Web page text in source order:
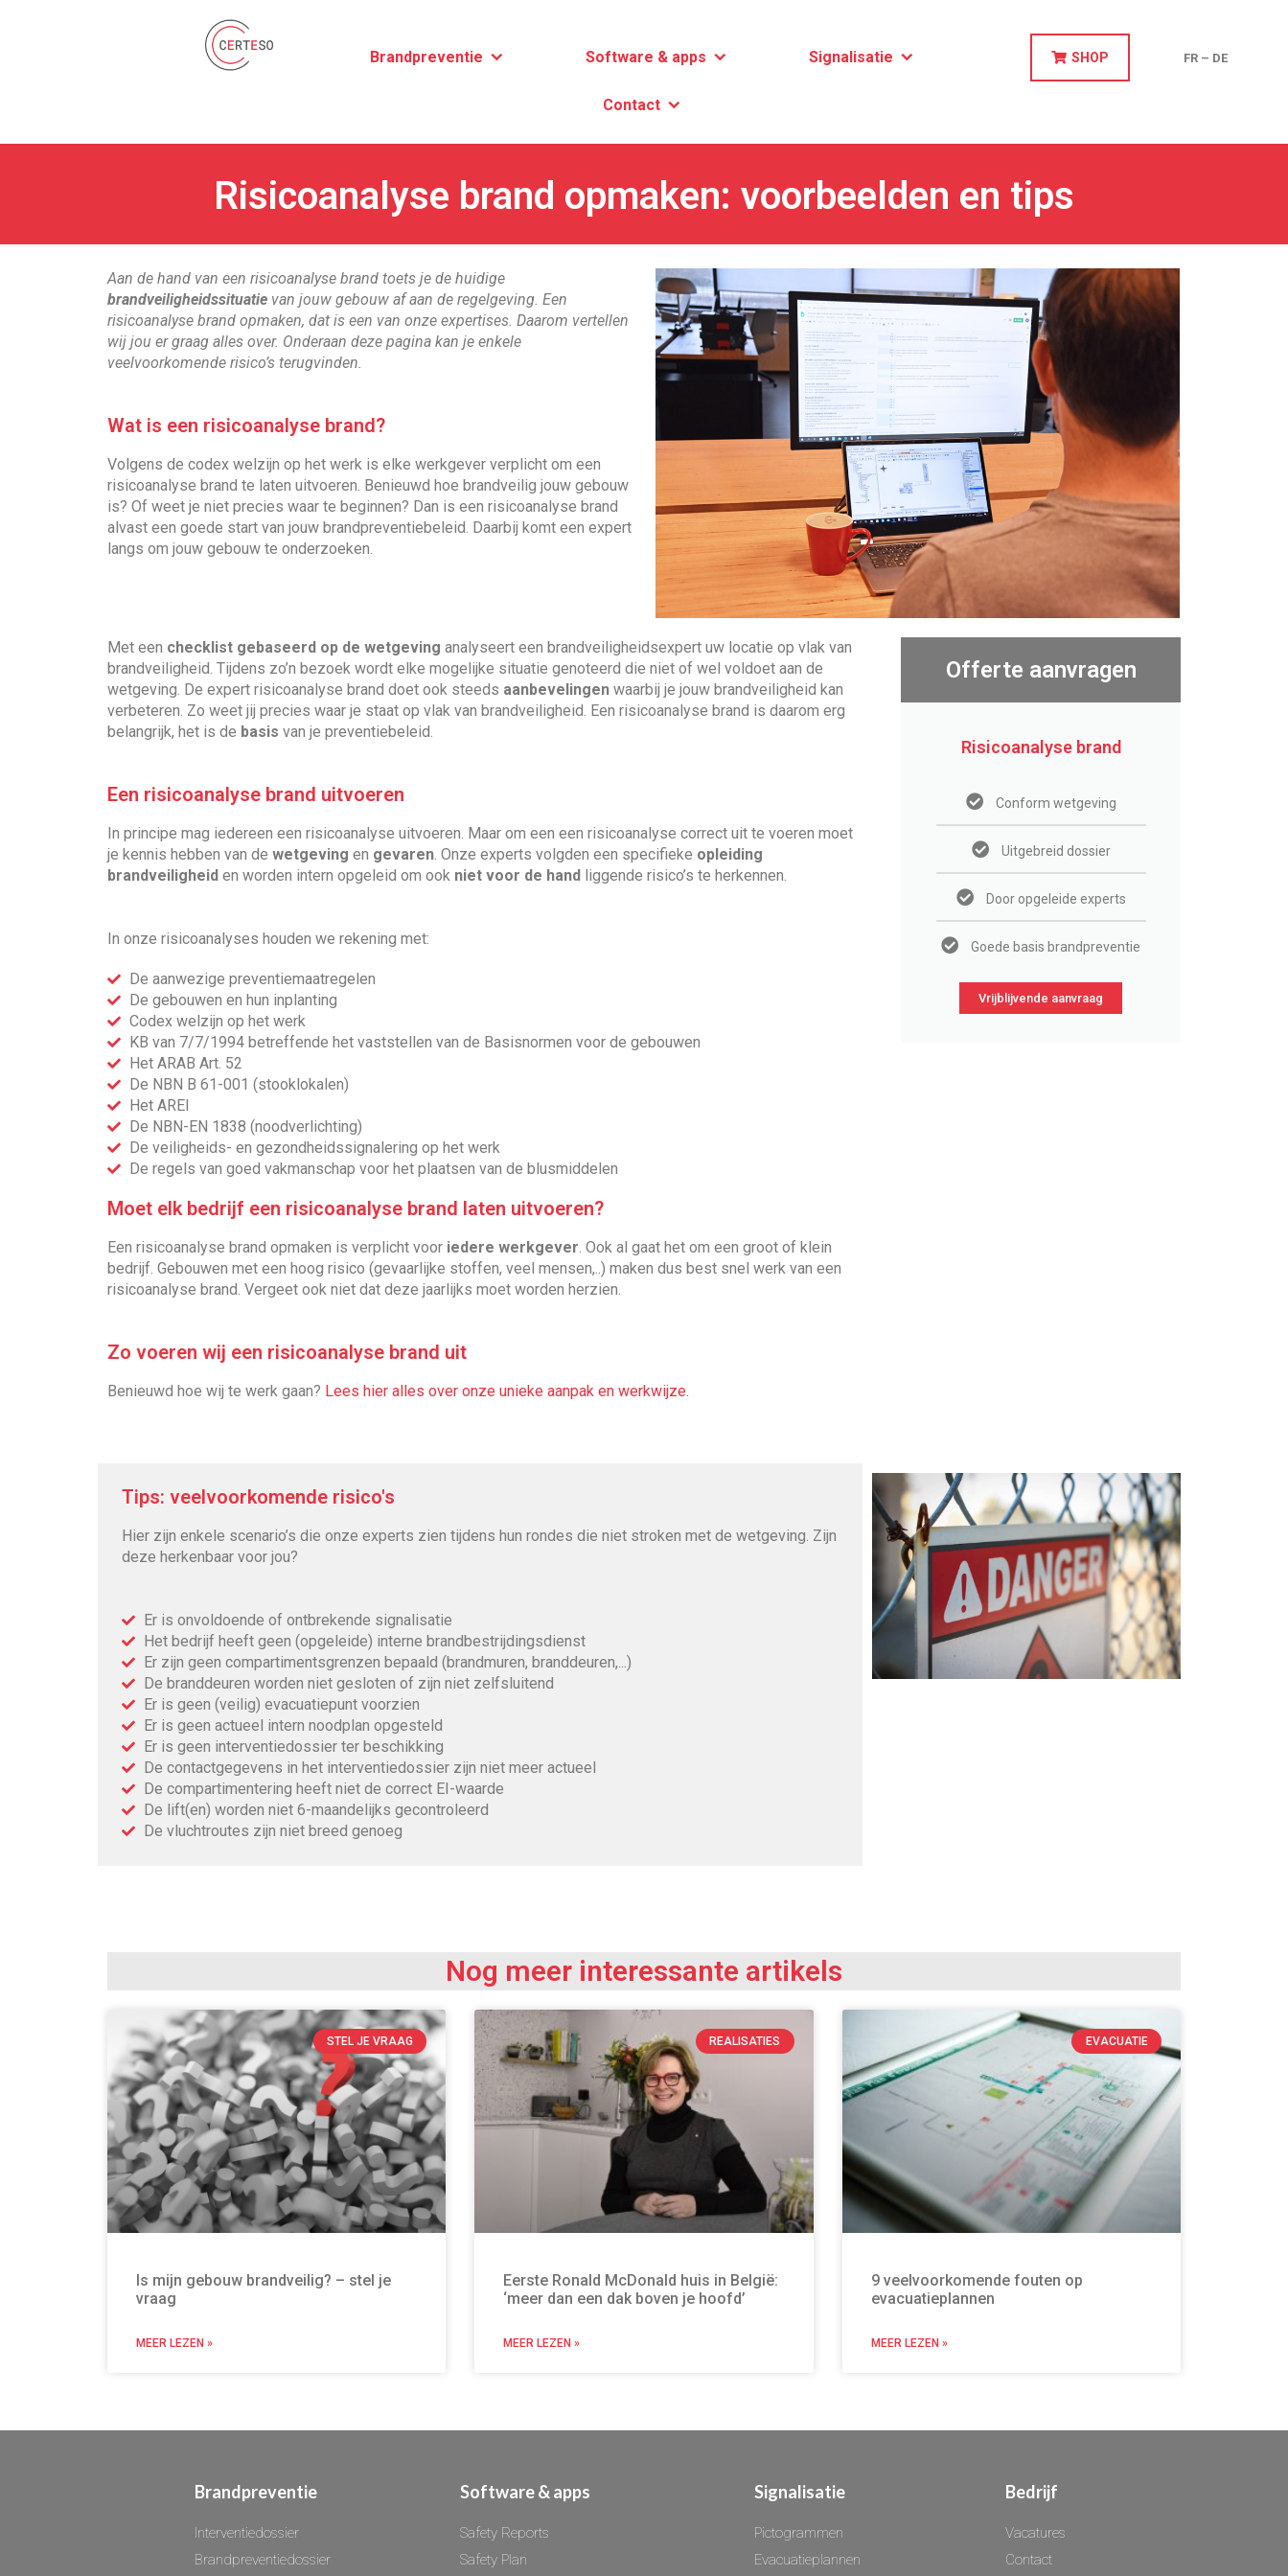
Brandpreventie Software & apps Signalisatie
Contact
SHOP FR– DE
Risicoanalyse brand opmaken: voorbeelden en tips
Aan de hand van een risicoanalyse brand toets je de huidige
brandveiligheidssituatie van jouw gebouw af aan de regelgeving. Een
risicoanalyse brand opmaken, dat is een van onze expertises. Daarom vertellen
wij jou er graag alles over. Onderaan deze pagina kan je enkele
veelvoorkomende risico’s terugvinden.
Wat is een risicoanalyse brand?
Volgens de codex welzijn op het werk is elke werkgever verplicht om een
risicoanalyse brand te laten uitvoeren. Benieuwd hoe brandveilig jouw gebouw
is? Of weet je niet precies waar te beginnen? Dan is een risicoanalyse brand
alvast een goede start van jouw brandpreventiebeleid. Daarbij komt een expert
langs om jouw gebouw te onderzoeken.
Met een checklist gebaseerd op de wetgeving analyseert een brandveiligheidsexpert uw locatie op vlak van
brandveiligheid. Tijdens zo’n bezoek wordt elke mogelijke situatie genoteerd die niet of wel voldoet aan de
wetgeving. De expert risicoanalyse brand doet ook steeds aanbevelingen waarbij je jouw brandveiligheid kan
verbeteren. Zo weet jij precies waar je staat op vlak van brandveiligheid. Een risicoanalyse brand is daarom erg
belangrijk, het is de basis van je preventiebeleid.
Een risicoanalyse brand uitvoeren
In principe mag iedereen een risicoanalyse uitvoeren. Maar om een een risicoanalyse correct uit te voeren moet
je kennis hebben van de wetgeving en gevaren. Onze experts volgden een specifieke opleiding
brandveiligheid en worden intern opgeleid om ook niet voor de hand liggende risico’s te herkennen.
In onze risicoanalyses houden we rekening met:
De aanwezige preventiemaatregelen
De gebouwen en hun inplanting
Codex welzijn op het werk
KB van 7/7/1994 betreffende het vaststellen van de Basisnormen voor de gebouwen
Het ARAB Art. 52
De NBN B 61-001 (stooklokalen)
Het AREI
De NBN-EN 1838 (noodverlichting)
De veiligheids- en gezondheidssignalering op het werk
De regels van goed vakmanschap voor het plaatsen van de blusmiddelen
Moet elk bedrijf een risicoanalyse brand laten uitvoeren?
Een risicoanalyse brand opmaken is verplicht voor iedere werkgever. Ook al gaat het om een groot of klein
bedrijf. Gebouwen met een hoog risico (gevaarlijke stoffen, veel mensen,..) maken dus best snel werk van een
risicoanalyse brand. Vergeet ook niet dat deze jaarlijks moet worden herzien.
Zo voeren wij een risicoanalyse brand uit
Benieuwd hoe wij te werk gaan? Lees hier alles over onze unieke aanpak en werkwijze.
Offerte aanvragen
Risicoanalyse brand
Conform wetgeving
Uitgebreid dossier
Door opgeleide experts
Goede basis brandpreventie
Vrijblijvende aanvraag
Tips: veelvoorkomende risico's
Hier zijn enkele scenario’s die onze experts zien tijdens hun rondes die niet stroken met de wetgeving. Zijn
deze herkenbaar voor jou?
Er is onvoldoende of ontbrekende signalisatie
Het bedrijf heeft geen (opgeleide) interne brandbestrijdingsdienst
Er zijn geen compartimentsgrenzen bepaald (brandmuren, branddeuren,...)
De branddeuren worden niet gesloten of zijn niet zelfsluitend
Er is geen (veilig) evacuatiepunt voorzien
Er is geen actueel intern noodplan opgesteld
Er is geen interventiedossier ter beschikking
De contactgegevens in het interventiedossier zijn niet meer actueel
De compartimentering heeft niet de correct EI-waarde
De lift(en) worden niet 6-maandelijks gecontroleerd
De vluchtroutes zijn niet breed genoeg
Nog meer interessante artikels
STEL JE VRAAG
Is mijn gebouw brandveilig? – stel je
vraag
MEER LEZEN »
REALISATIES
Eerste Ronald McDonald huis in België:
‘meer dan een dak boven je hoofd’
MEER LEZEN »
EVACUATIE
9 veelvoorkomende fouten op
evacuatieplannen
MEER LEZEN »
Brandpreventie
Interventiedossier
Brandpreventiedossier
Software & apps
Safety Reports
Safety Plan
Signalisatie
Pictogrammen
Evacuatieplannen
Bedrijf
Vacatures
Contact